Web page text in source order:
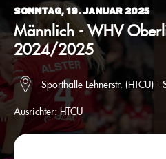
Sonntag, 19. Januar 2025
Männlich - WHV
2024/2025
Sporthalle Lehnerstr. (HTCU) -
Ausrichter: HTCU